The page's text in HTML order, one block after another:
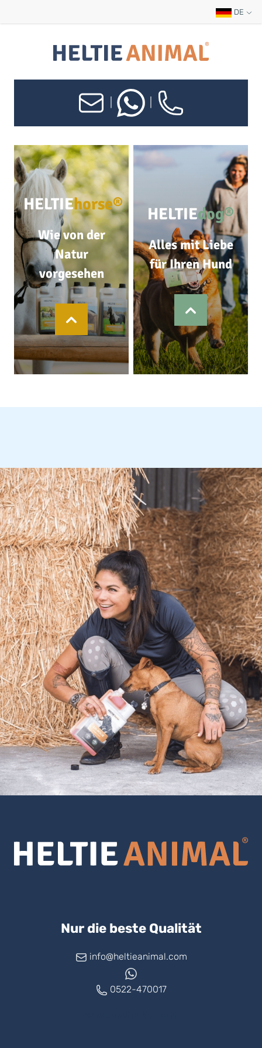
DE
HELTIEhorse®
Wie von der
Natur
vorgesehen
HELTIEdog®
Alles mit Liebe
für Ihren Hund
Nur die beste Qualität
info@heltieanimal.com
0522-470017